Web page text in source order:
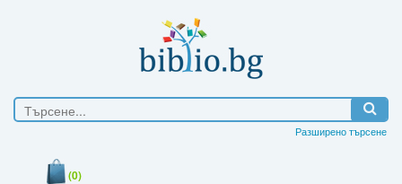
Разширено търсене
(0)